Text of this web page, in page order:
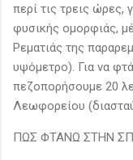
περί τις τρεις ώρες,
φυσικής ομορφιάς,
Ρεματιάς της
υψόμετρο). Για να
πεζοπορήσουμε 20
Λεωφορείου
ΠΩΣ ΦΤΑΝΩ ΣΤΗΝ